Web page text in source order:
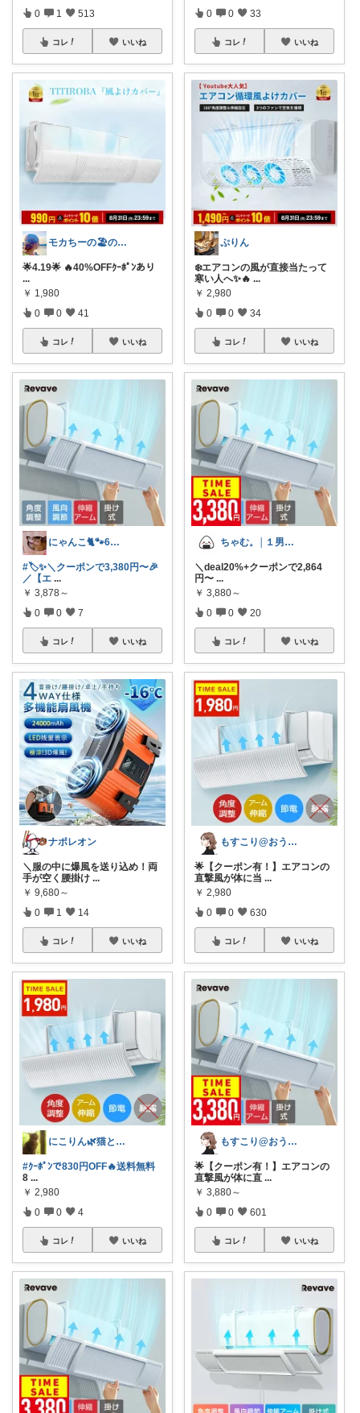
0 1 513
コレ いいね
モカちーの🏖️のんびりライフ🐈✨
🌟4.19🌟 🔥40%OFFｸｰﾎﾟﾝあり
...
￥ 1,980
0 0 41
コレ いいね
にゃんこ🐈🐾6日ｲｲﾈお休み🙏
#🏷️✨＼クーポンで3,380円〜🎉
／【エ ...
￥ 3,878～
0 0 7
コレ いいね
ナポレオン
＼服の中に爆風を送り込め！両
手が空く腰掛け ...
￥ 9,680～
0 1 14
コレ いいね
にこりん🌿猫と暮らす主婦のROOM😹
#ｸｰﾎﾟﾝで830円OFF🔥送料無料
8 ...
￥ 2,980
0 0 4
コレ いいね
0 0 33
コレ いいね
ぷりん
❄️エアコンの風が直接当たって
寒い人へ✨🔥 ...
￥ 2,980
0 0 34
コレ いいね
ちゃむ。│１男２女＋🐶のふっくらママ
＼deal20%+クーポンで2,864
円〜 ...
￥ 3,880～
0 0 20
コレ いいね
もすこり@おうち満喫＆外出頑張る
🌟【クーポン有！】エアコンの
直撃風が体に当 ...
￥ 2,980
0 0 630
コレ いいね
もすこり@おうち満喫＆外出頑張る
🌟【クーポン有！】エアコンの
直撃風が体に直 ...
￥ 3,880～
0 0 601
コレ いいね